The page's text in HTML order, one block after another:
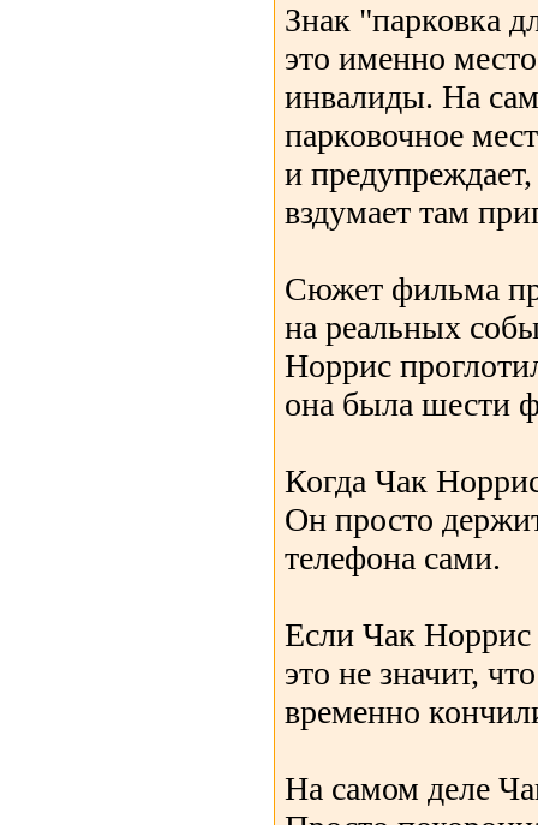
Знак "парковка
это именно
инвалиды. На
парковочное
и
вздумает там
Сюжет фильма
на реальных
Норрис
она была шести
Когда Чак
Он просто
телефона сами.
Если Чак Норрис
это не значит,
временно
На самом деле